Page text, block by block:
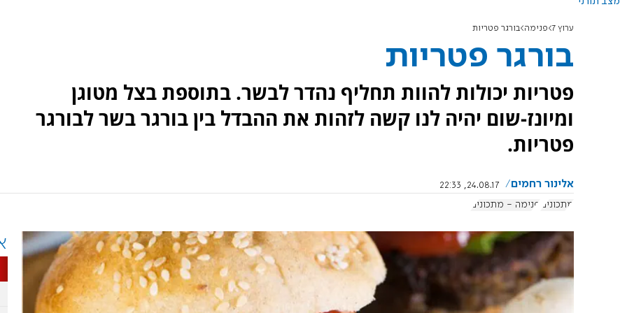
ערוץ 7 פנימה בורגר פטריות
בורגר פטריות
פטריות יכולות להוות תחליף נהדר לבשר. בתוספת בצל מטוגן
ומיונז-שום יהיה לנו קשה לזהות את ההבדל בין בורגר בשר לבורגר
פטריות.
אלינור רחמים
24.08.17, 22:33
מתכונים פנימה - מתכונים